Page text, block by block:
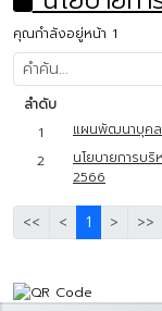
คุณกำลังอยู่หน้า 1
ลำดับ
1
แผนพัฒนาบุค
2
นโยบายการบ
2566
<< < 1 > >>